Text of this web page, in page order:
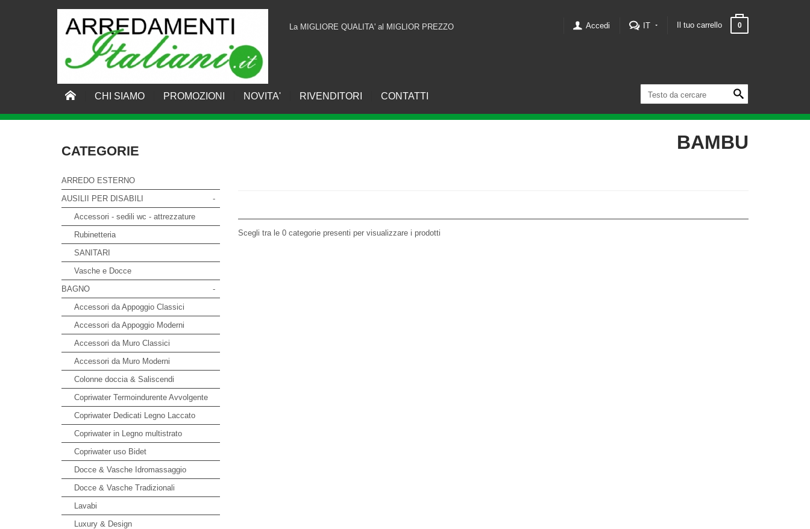
La MIGLIORE QUALITA' al MIGLIOR PREZZO Accedi IT Il tuo carrello 0
CHI SIAMO PROMOZIONI NOVITA' RIVENDITORI CONTATTI
CATEGORIE
ARREDO ESTERNO
-
AUSILII PER DISABILI
Accessori - sedili wc - attrezzature
Rubinetteria
SANITARI
Vasche e Docce
-
BAGNO
Accessori da Appoggio Classici
Accessori da Appoggio Moderni
Accessori da Muro Classici
Accessori da Muro Moderni
Colonne doccia & Saliscendi
Copriwater Termoindurente Avvolgente
Copriwater Dedicati Legno Laccato
Copriwater in Legno multistrato
Copriwater uso Bidet
Docce & Vasche Idromassaggio
Docce & Vasche Tradizionali
Lavabi
Luxury & Design
BAMBU
Scegli tra le 0 categorie presenti per visualizzare i prodotti